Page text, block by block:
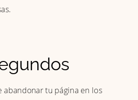
tu página en los